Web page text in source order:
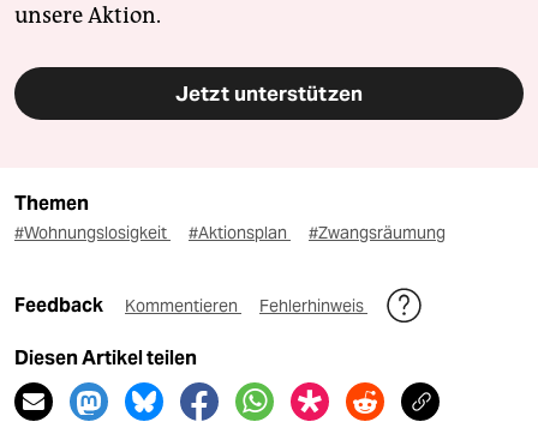
unsere Aktion.
Jetzt unterstützen
Themen
#Wohnungslosigkeit #Aktionsplan #Zwangsräumung
Feedback Kommentieren Fehlerhinweis
Diesen Artikel teilen